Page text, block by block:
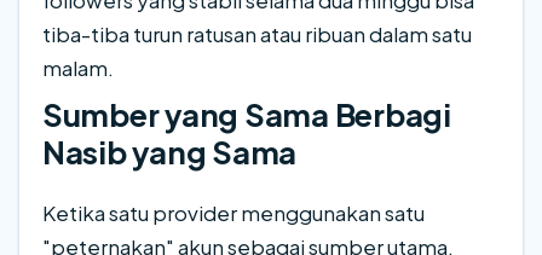
tiba-tiba turun ratusan atau ribuan dalam satu
malam.
Sumber yang Sama Berbagi
Nasib yang Sama
Ketika satu provider menggunakan satu
"peternakan" akun sebagai sumber utama,